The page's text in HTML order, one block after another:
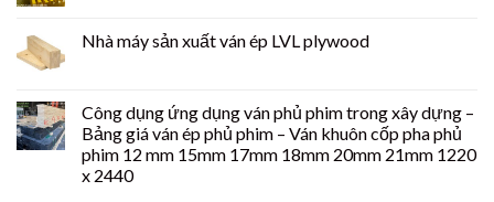
Nhà máy sản xuất ván ép LVL plywood
Công dụng ứng dụng ván phủ phim trong xây dựng –
Bảng giá ván ép phủ phim – Ván khuôn cốp pha phủ
phim 12 mm 15mm 17mm 18mm 20mm 21mm 1220
x 2440